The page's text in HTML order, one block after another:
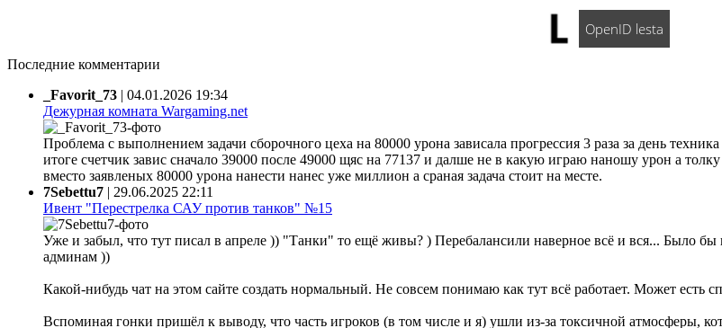
OpenID lesta
Последние комментарии
_Favorit_73 | 04.01.2026 19:34
Дежурная комната Wargaming.net
Проблема с выполнением задачи сборочного цеха на 80000 урона зависала прогрессия 3 раза за день
итоге счетчик завис сначало 39000 после 49000 щяс на 77137 и далше не в какую играю наношу урон а
вместо заявленых 80000 урона нанести нанес уже миллион а сраная задача стоит на месте.
7Sebettu7 | 29.06.2025 22:11
Ивент "Перестрелка САУ против танков" №15
Уже и забыл, что тут писал в апреле )) "Танки" то ещё живы? ) Перебалансили наверное всё и вся... Было бы
админам ))
Какой-нибудь чат на этом сайте создать нормальный. Не совсем понимаю как тут всё работает. Может
Вспоминая гонки пришёл к выводу, что часть игроков (в том числе и я) ушли из-за токсичной атмосферы,